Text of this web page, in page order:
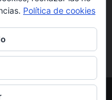
los derechos
Política de cookies